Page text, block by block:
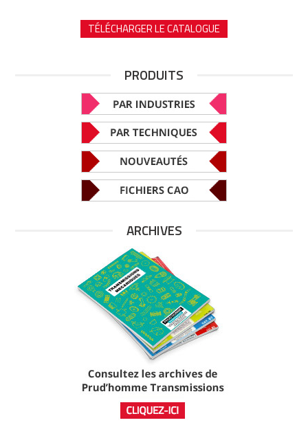
TÉLÉCHARGER LE CATALOGUE
PRODUITS
ARCHIVES